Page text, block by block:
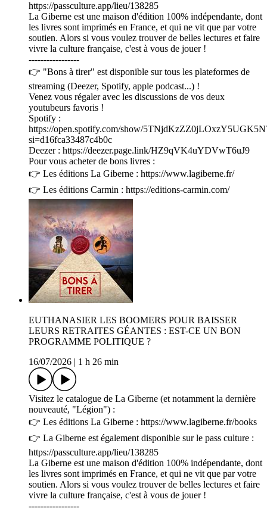
https://passculture.app/lieu/138285
La Giberne est une maison d'édition 100% indépendante, dont
les livres sont imprimés en France, et qui ne vit que par votre
soutien. Alors si vous voulez trouver de belles lectures et faire
vivre la culture française, c'est à vous de jouer !
-----------------
👉 "Bons à tirer" est disponible sur tous les plateformes de
streaming (Deezer, Spotify, apple podcast...) !
Venez vous régaler avec les discussions de vos deux
youtubeurs favoris !
Spotify :
https://open.spotify.com/show/
si=d16fca33487c4b0c
Deezer : https://deezer.page.link/HZ9qVK4uYDVwT6uJ9
Pour vous acheter de bons livres :
👉 Les éditions La Giberne : https://www.lagiberne.fr/
👉 Les éditions Carmin : https://editions-carmin.com/
EUTHANASIER LES BOOMERS POUR BAISSER
LEURS RETRAITES GÉANTES : EST-CE UN BON
PROGRAMME POLITIQUE ?
16/07/2026
1 h 26 min
Visitez le catalogue de La Giberne (et notamment la dernière
nouveauté, "Légion") :
👉 Les éditions La Giberne : https://www.lagiberne.fr/books
👉 La Giberne est également disponible sur le pass culture :
https://passculture.app/lieu/138285
La Giberne est une maison d'édition 100% indépendante, dont
les livres sont imprimés en France, et qui ne vit que par votre
soutien. Alors si vous voulez trouver de belles lectures et faire
vivre la culture française, c'est à vous de jouer !
-----------------